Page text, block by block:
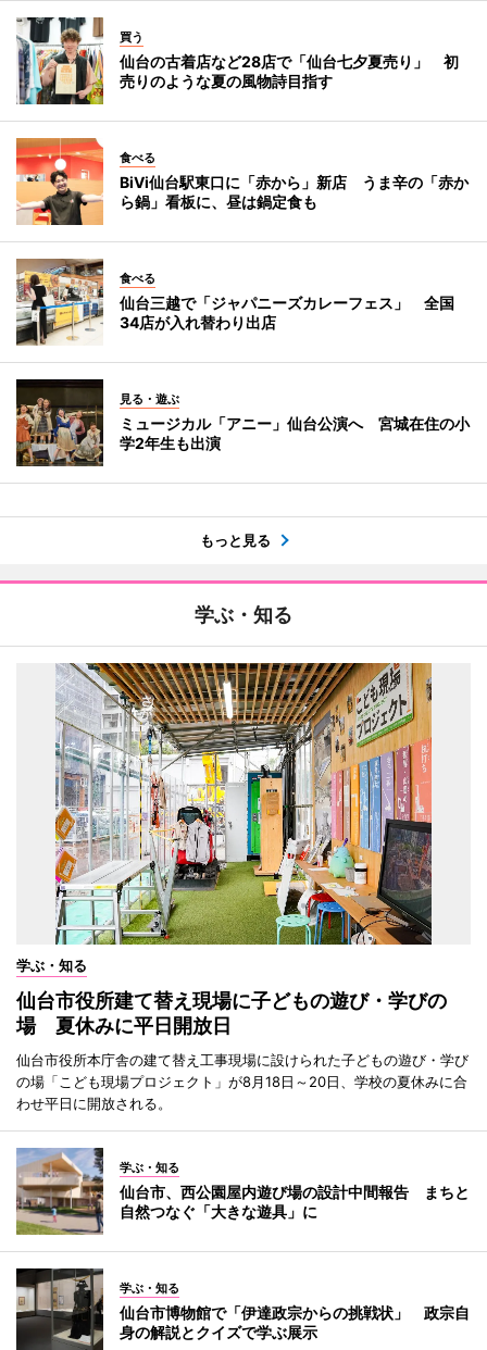
買う
仙台の古着店など28店で「仙台七夕夏売り」 初
売りのような夏の風物詩目指す
食べる
BiVi仙台駅東口に「赤から」新店 うま辛の「赤か
ら鍋」看板に、昼は鍋定食も
食べる
仙台三越で「ジャパニーズカレーフェス」 全国
34店が入れ替わり出店
見る・遊ぶ
ミュージカル「アニー」仙台公演へ 宮城在住の小
学2年生も出演
もっと見る
学ぶ・知る
学ぶ・知る
仙台市役所建て替え現場に子どもの遊び・学びの
場 夏休みに平日開放日
仙台市役所本庁舎の建て替え工事現場に設けられた子どもの遊び・学び
の場「こども現場プロジェクト」が8月18日～20日、学校の夏休みに合
わせ平日に開放される。
学ぶ・知る
仙台市、西公園屋内遊び場の設計中間報告 まちと
自然つなぐ「大きな遊具」に
学ぶ・知る
仙台市博物館で「伊達政宗からの挑戦状」 政宗自
身の解説とクイズで学ぶ展示